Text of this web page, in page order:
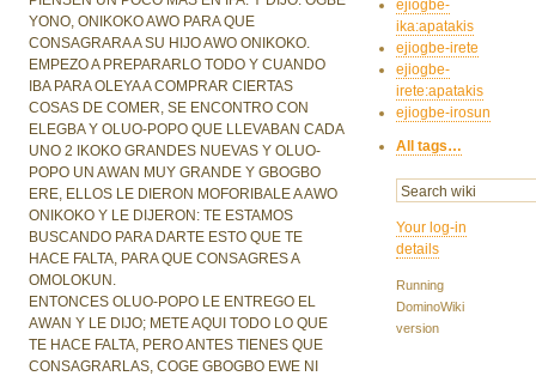
YONO, ONIKOKO AWO PARA QUE
CONSAGRARA A SU HIJO AWO ONIKOKO.
EMPEZO A PREPARARLO TODO Y CUANDO
IBA PARA OLEYA A COMPRAR CIERTAS
COSAS DE COMER, SE ENCONTRO CON
ELEGBA Y OLUO-POPO QUE LLEVABAN CADA
UNO 2 IKOKO GRANDES NUEVAS Y OLUO-
POPO UN AWAN MUY GRANDE Y GBOGBO
ERE, ELLOS LE DIERON MOFORIBALE A AWO
ONIKOKO Y LE DIJERON: TE ESTAMOS
BUSCANDO PARA DARTE ESTO QUE TE
HACE FALTA, PARA QUE CONSAGRES A
OMOLOKUN.
ENTONCES OLUO-POPO LE ENTREGO EL
AWAN Y LE DIJO; METE AQUI TODO LO QUE
TE HACE FALTA, PERO ANTES TIENES QUE
CONSAGRARLAS, COGE GBOGBO EWE NI
ejiogbe-
ika:apatakis
ejiogbe-irete
ejiogbe-
irete:apatakis
ejiogbe-irosun
All tags…
Your log-in
details
Running
DominoWiki
version